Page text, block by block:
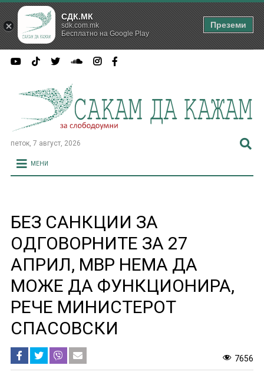
петок, 7 август, 2026
МЕНИ
БЕЗ САНКЦИИ ЗА
ОДГОВОРНИТЕ ЗА 27
АПРИЛ, МВР НЕМА ДА
МОЖЕ ДА ФУНКЦИОНИРА,
РЕЧЕ МИНИСТЕРОТ
СПАСОВСКИ
7656
СДК.МК
sdk.com.mk
Бесплатно на Google Play
Преземи